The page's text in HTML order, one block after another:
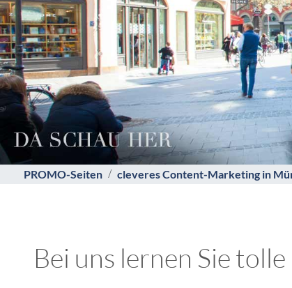
PROMO-Seiten cleveres Content-Marketing in
Bei uns lernen Sie